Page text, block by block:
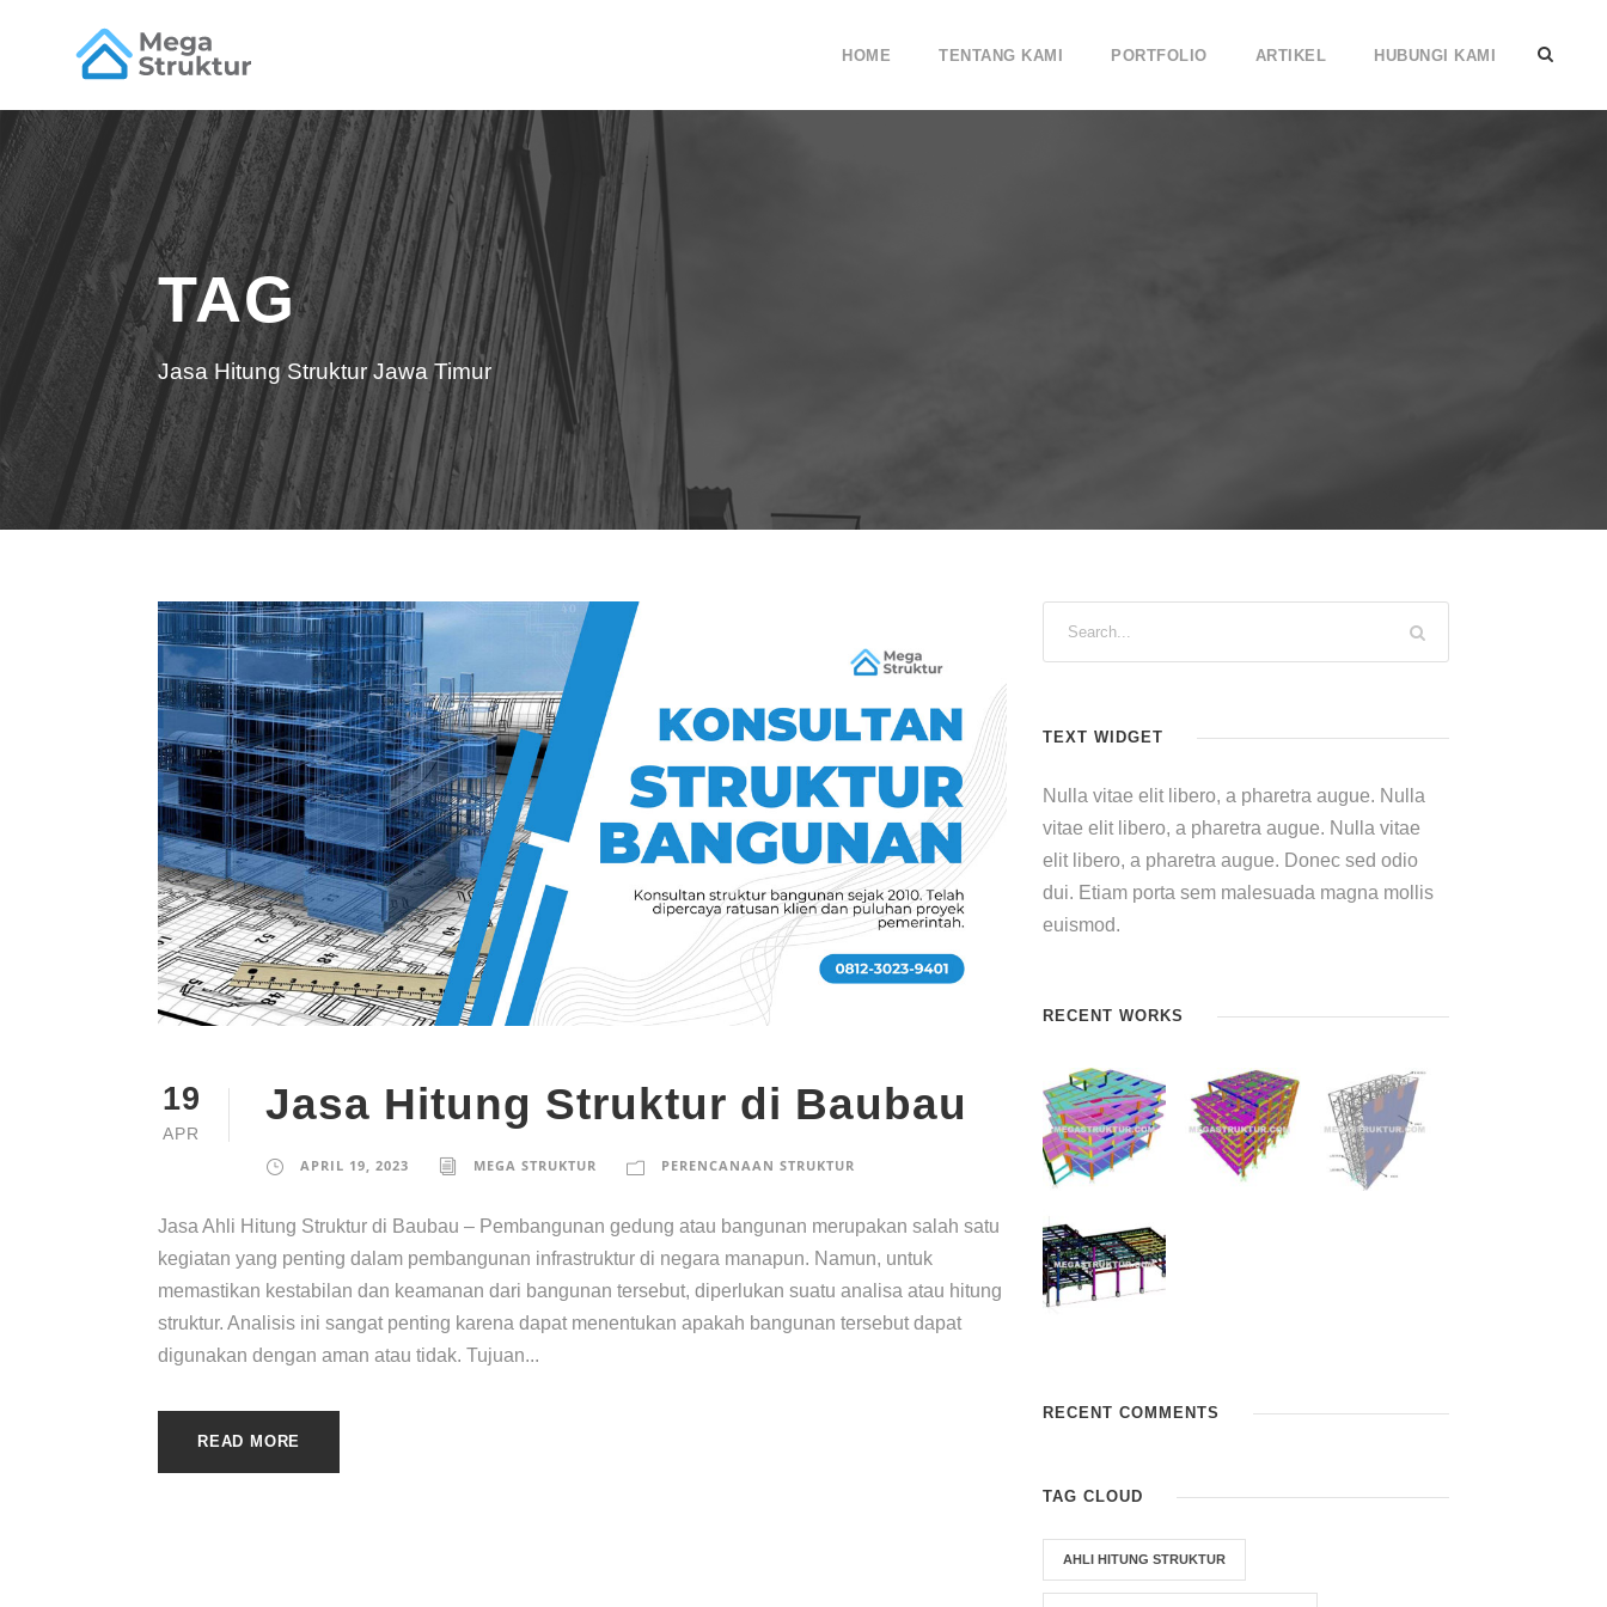
HOME TENTANG KAMI PORTFOLIO ARTIKEL HUBUNGI KAMI
TAG
Jasa Hitung Struktur Jawa Timur
19
APR
Jasa Hitung Struktur di Baubau
APRIL 19, 2023 MEGA STRUKTUR PERENCANAAN STRUKTUR
Jasa Ahli Hitung Struktur di Baubau – Pembangunan gedung atau bangunan merupakan salah satu
kegiatan yang penting dalam pembangunan infrastruktur di negara manapun. Namun, untuk
memastikan kestabilan dan keamanan dari bangunan tersebut, diperlukan suatu analisa atau hitung
struktur. Analisis ini sangat penting karena dapat menentukan apakah bangunan tersebut dapat
digunakan dengan aman atau tidak. Tujuan...
READ MORE
TEXT WIDGET
Nulla vitae elit libero, a pharetra augue. Nulla
vitae elit libero, a pharetra augue. Nulla vitae
elit libero, a pharetra augue. Donec sed odio
dui. Etiam porta sem malesuada magna mollis
euismod.
RECENT WORKS
RECENT COMMENTS
TAG CLOUD
AHLI HITUNG STRUKTUR